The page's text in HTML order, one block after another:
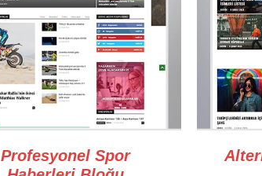
Profesyonel Spor